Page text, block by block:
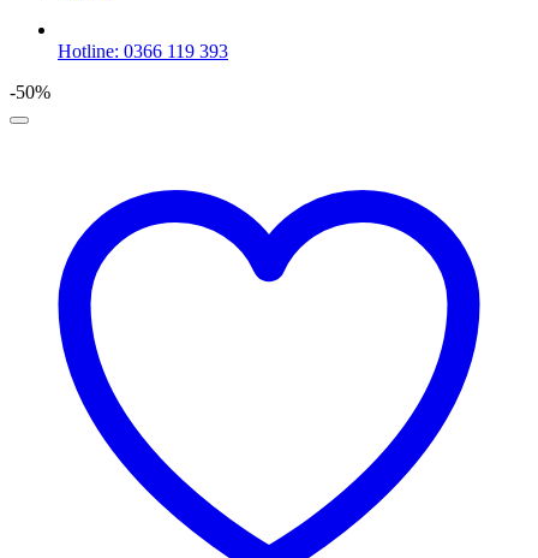
Hotline: 0366 119 393
-50%